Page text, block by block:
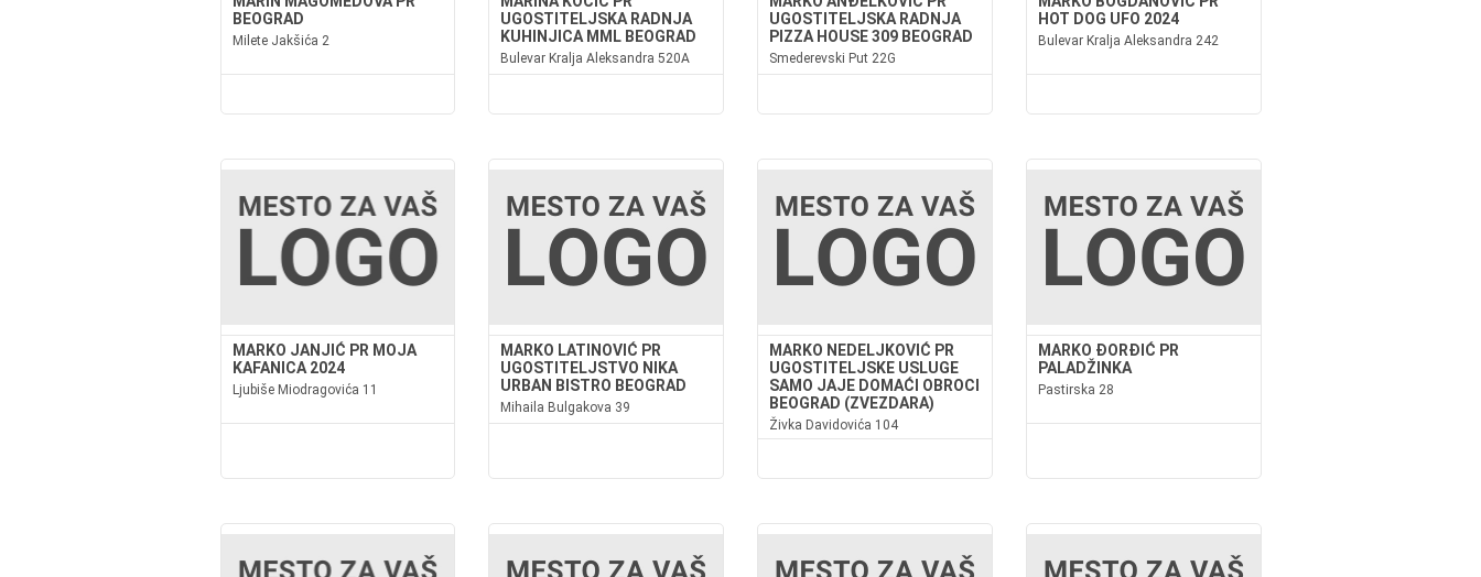
BEOGRAD
Milete Jakšića 2
UGOSTITELJSKA RADNJA
KUHINJICA MML BEOGRAD
Bulevar Kralja Aleksandra 520A
UGOSTITELJSKA RADNJA
PIZZA HOUSE 309 BEOGRAD
Smederevski Put 22G
HOT DOG UFO 2024
Bulevar Kralja Aleksandra 242
MARKO JANJIĆ PR MOJA
KAFANICA 2024
Ljubiše Miodragovića 11
MARKO LATINOVIĆ PR
UGOSTITELJSTVO NIKA
URBAN BISTRO BEOGRAD
Mihaila Bulgakova 39
MARKO NEDELJKOVIĆ PR
UGOSTITELJSKE USLUGE
SAMO JAJE DOMAĆI OBROCI
BEOGRAD (ZVEZDARA)
Živka Davidovića 104
MARKO ĐORĐIĆ PR
PALADŽINKA
Pastirska 28